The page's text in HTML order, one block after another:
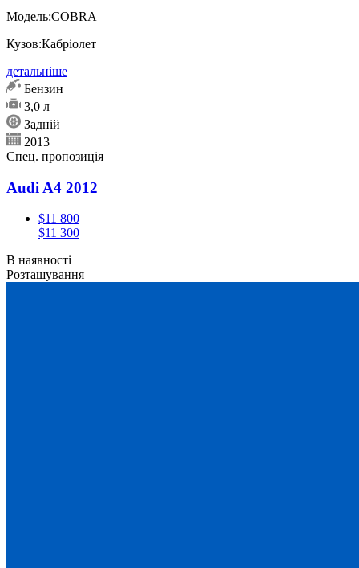
Модель:COBRA
Кузов:Кабріолет
детальніше
Бензин
3,0 л
Задній
2013
Спец. пропозиція
Audi A4 2012
$11 800
$11 300
В наявності
Розташування